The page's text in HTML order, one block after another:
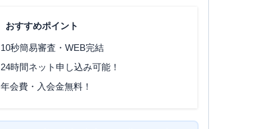
おすすめポイント
10秒簡易審査・WEB完結
24時間ネット申し込み可能！
年会費・入会金無料！